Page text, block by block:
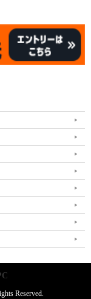
Reserved.